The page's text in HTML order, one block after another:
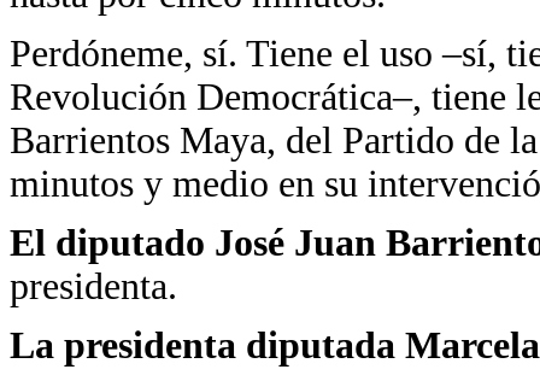
Perdóneme, sí. Tiene el uso –sí,
Revolución Democrática–, tiene
Barrientos Maya, del Partido de
minutos y medio en su
El diputado José Juan
presidenta.
La presidenta diputada